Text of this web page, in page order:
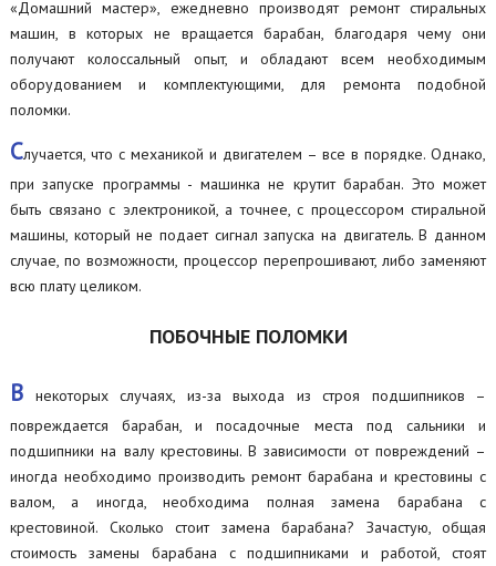
«Домашний мастер», ежедневно производят ремонт стиральных
машин, в которых не вращается барабан, благодаря чему они
получают колоссальный опыт, и обладают всем необходимым
оборудованием и комплектующими, для ремонта подобной
поломки.
Случается, что с механикой и двигателем – все в порядке. Однако,
при запуске программы - машинка не крутит барабан. Это может
быть связано с электроникой, а точнее, с процессором стиральной
машины, который не подает сигнал запуска на двигатель. В данном
случае, по возможности, процессор перепрошивают, либо заменяют
всю плату целиком.
ПОБОЧНЫЕ ПОЛОМКИ
В некоторых случаях, из-за выхода из строя подшипников –
повреждается барабан, и посадочные места под сальники и
подшипники на валу крестовины. В зависимости от повреждений –
иногда необходимо производить ремонт барабана и крестовины с
валом, а иногда, необходима полная замена барабана с
крестовиной. Сколько стоит замена барабана? Зачастую, общая
стоимость замены барабана с подшипниками и работой, стоят